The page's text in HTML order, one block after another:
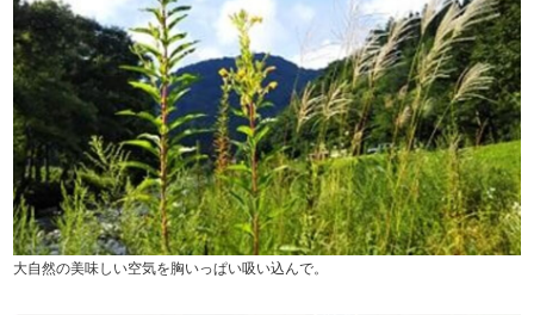
大自然の美味しい空気を胸いっぱい吸い込んで。